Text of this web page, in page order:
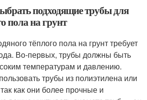
подходящие трубы для
пола на грунт
тёплого пола на грунт требует
Во-первых, трубы должны быть
температурам и давлению.
трубы из полиэтилена или
как они более прочные и